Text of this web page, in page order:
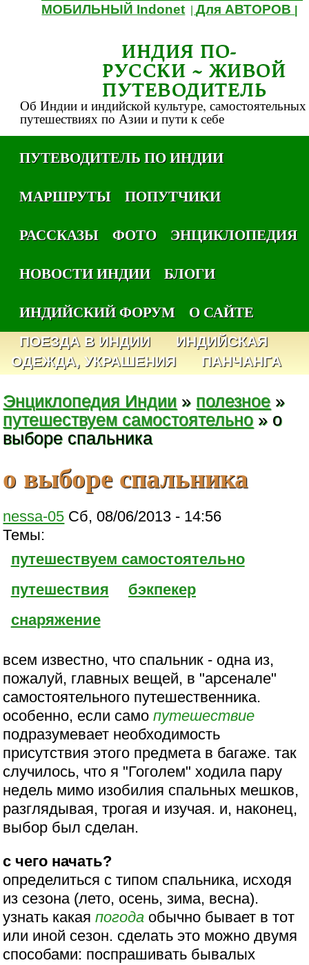
МОБИЛЬНЫЙ Indonet |Для АВТОРОВ
ИНДИЯ ПО-
РУССКИ ~ ЖИВОЙ
ПУТЕВОДИТЕЛЬ
Об Индии и индийской культуре, самостоятельных
путешествиях по Азии и пути к себе
ПУТЕВОДИТЕЛЬ ПО ИНДИИ
МАРШРУТЫ
ПОПУТЧИКИ
РАССКАЗЫ
ФОТО
ЭНЦИКЛОПЕДИЯ
НОВОСТИ ИНДИИ
БЛОГИ
ИНДИЙСКИЙ ФОРУМ
О САЙТЕ
ПОЕЗДА В ИНДИИ
ИНДИЙСКАЯ
ОДЕЖДА, УКРАШЕНИЯ
ПАНЧАНГА
Энциклопедия Индии » полезное »
путешествуем самостоятельно » о
выборе спальника
о выборе спальника
nessa-05 Сб, 08/06/2013 - 14:56
Темы:
путешествуем самостоятельно
путешествия
бэкпекер
снаряжение
всем известно, что спальник - одна из,
пожалуй, главных вещей, в "арсенале"
самостоятельного путешественника.
особенно, если самопутешествие
подразумевает необходимость
присутствия этого предмета в багаже. так
случилось, что я "Гоголем" ходила пару
недель мимо изобилия спальных мешков,
разглядывая, трогая и изучая. и, наконец,
выбор был сделан.
с чего начать?
определиться с типом спальника, исходя
из сезона (лето, осень, зима, весна).
узнать какаяпогода обычно бывает в тот
или иной сезон. сделать это можно двумя
способами: поспрашивать бывалых